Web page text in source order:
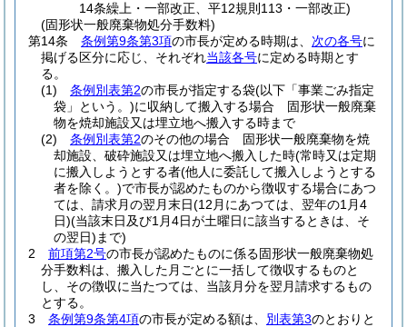
14条繰上・一部改正、平12規則113・一部改正)
(固形状一般廃棄物処分手数料)
第14条
条例第9条第3項の市長が定める時期は、 次の各号に
掲げる区分に応じ、それぞれ当該各号に定める時期とす
る。
(1)
条例別表第2の市長が指定する袋(以下「事業ごみ指定
袋」という。)に収納して搬入する場合 固形状一般廃棄
物を焼却施設又は埋立地へ搬入する時まで
(2)
条例別表第2のその他の場合 固形状一般廃棄物を焼
却施設、破砕施設又は埋立地へ搬入した時(常時又は定期
に搬入しようとする者(他人に委託して搬入しようとする
者を除く。)で市長が認めたものから徴収する場合にあつ
ては、請求月の翌月末日(12月にあつては、翌年の1月4
日)(当該末日及び1月4日が土曜日に該当するときは、そ
の翌日) まで)
2
前項第2号の市長が認めたものに係る固形状一般廃棄物処
分手数料は、搬入した月ごとに一括して徴収するものと
し、その徴収に当たつては、当該月分を翌月請求するもの
とする。
3
条例第9条第4項の市長が定める額は、 別表第3のとおりと